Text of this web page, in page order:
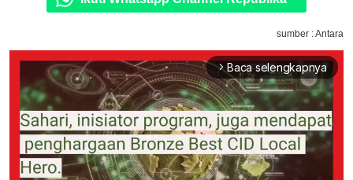
sumber : Antara
arrow_forward_ios Baca selengkapnya